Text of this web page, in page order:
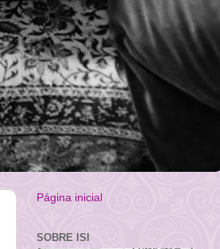
Página inicial
SOBRE ISI